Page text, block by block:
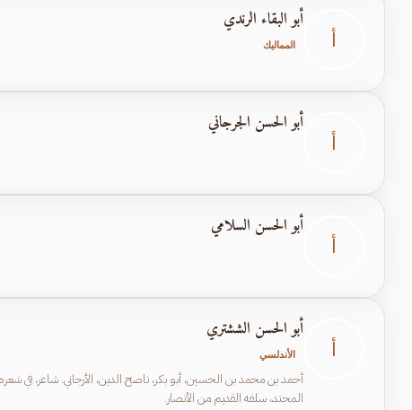
أ
أبو البقاء الرندي
المماليك
أ
أبو الحسن الجرجاني
أ
أبو الحسن السلامي
أ
أبو الحسن الششتري
الأندلسي
أحمد بن محمد بن الحسين، أبو بكر، ناصح الدين، الأرجاني. شاعر، في
المحتد، سلفه القديم من الأنصار.